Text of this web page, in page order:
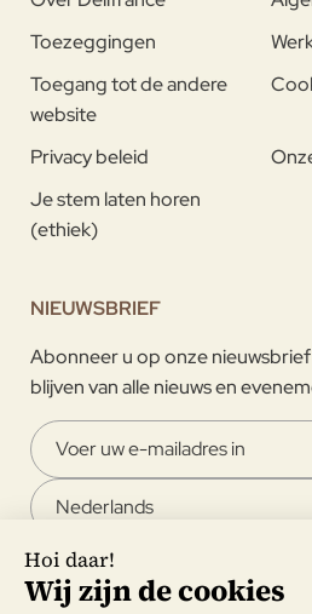
Toezeggingen
Toegang tot de andere
website
Privacy beleid
Je stem laten horen
(ethiek)
NIEUWSBRIEF
Abonneer u op onze
blijven van alle nieuws en
Ik ga ermee akkoord om de